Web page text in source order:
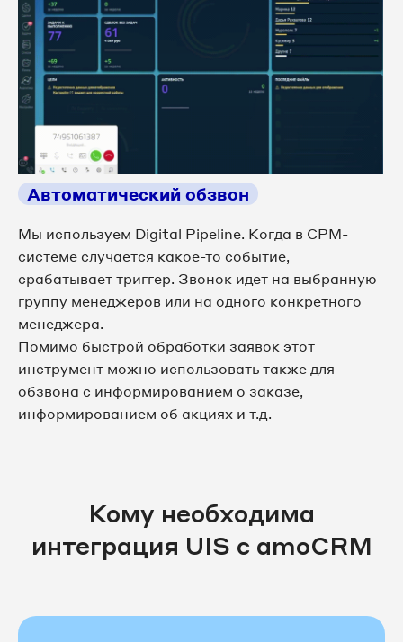
Автоматический обзвон
Мы используем Digital Pipeline. Когда в СРМ-
системе случается какое-то событие,
срабатывает триггер. Звонок идет на выбранную
группу менеджеров или на одного конкретного
менеджера.
Помимо быстрой обработки заявок этот
инструмент можно использовать также для
обзвона с информированием о заказе,
информированием об акциях и т.д.
Кому необходима
интеграция UIS с amoCRM